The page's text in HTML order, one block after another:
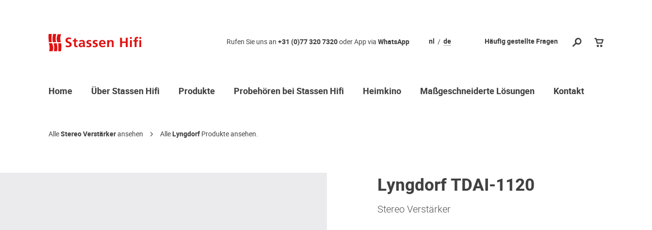
Häufig gestellte Fragen
nl de
Rufen Sie uns an +31 (0)77 320 7320oder App via WhatsApp
Home Über Stassen Hifi Produkte Probehören bei Stassen Hifi Heimkino Maßgeschneiderte Lösungen Kontakt
AlleStereo Verstärkeransehen AlleLyngdorf Produkte ansehen.
Lyngdorf TDAI-1120
Stereo Verstärker